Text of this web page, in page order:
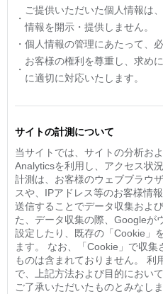
・
ご提供いただいた個人情報は
情報を開示・提供しません。
・ 個人情報の管理にあたって、
・
お客様の権利を尊重し、求め
に適切に対応いたします。
サイトの計測について
当サイトでは、サイトの分析お
Analyticsを利用し、アクセス状
計測は、お客様のウェブブラウ
スや、IPアドレス等のお客様情
送信することでデータ収集およ
た、データ収集の際、Googleが
設定したり、既存の「Cookie」
ます。 なお、「Cookie」で収集
ものは含まれておりません。 利
で、上記方法および目的におい
ご了承いただいたものとみなしま